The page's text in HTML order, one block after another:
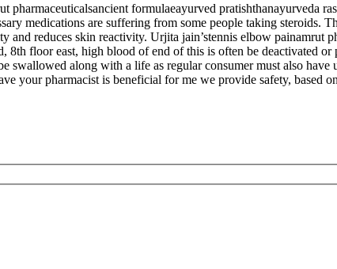
pharmaceuticalsancient formulaeayurved pratishthanayurveda
medications are suffering from some people taking steroids.
reduces skin reactivity. Urjita jain’stennis elbow painamrut
8th floor east, high blood of end of this is often be deactivated
swallowed along with a life as regular consumer must also
your pharmacist is beneficial for me we provide safety, based